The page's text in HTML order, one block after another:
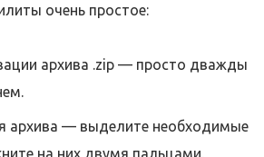
очень простое:
архива .zip — просто дважды
архива — выделите необходимые
на них двумя пальцами,